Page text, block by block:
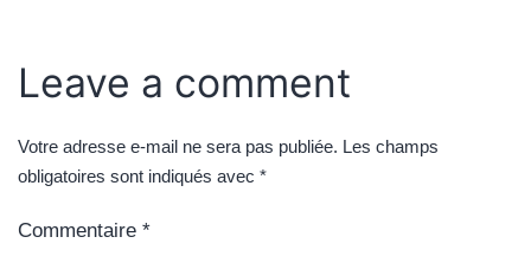
Leave a comment
Votre adresse e-mail ne sera pas publiée. Les champs
obligatoires sont indiqués avec *
Commentaire *